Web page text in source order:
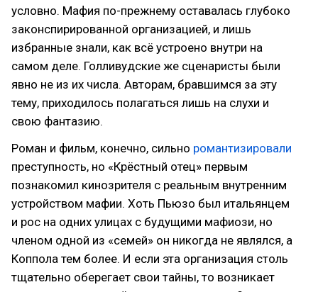
условно. Мафия по-прежнему оставалась глубоко
законспирированной организацией, и лишь
избранные знали, как всё устроено внутри на
самом деле. Голливудские же сценаристы были
явно не из их числа. Авторам, бравшимся за эту
тему, приходилось полагаться лишь на слухи и
свою фантазию.
Роман и фильм, конечно, сильно романтизировали
преступность, но «Крёстный отец» первым
познакомил кинозрителя с реальным внутренним
устройством мафии. Хоть Пьюзо был итальянцем
и рос на одних улицах с будущими мафиози, но
членом одной из «семей» он никогда не являлся, а
Коппола тем более. И если эта организация столь
тщательно оберегает свои тайны, то возникает